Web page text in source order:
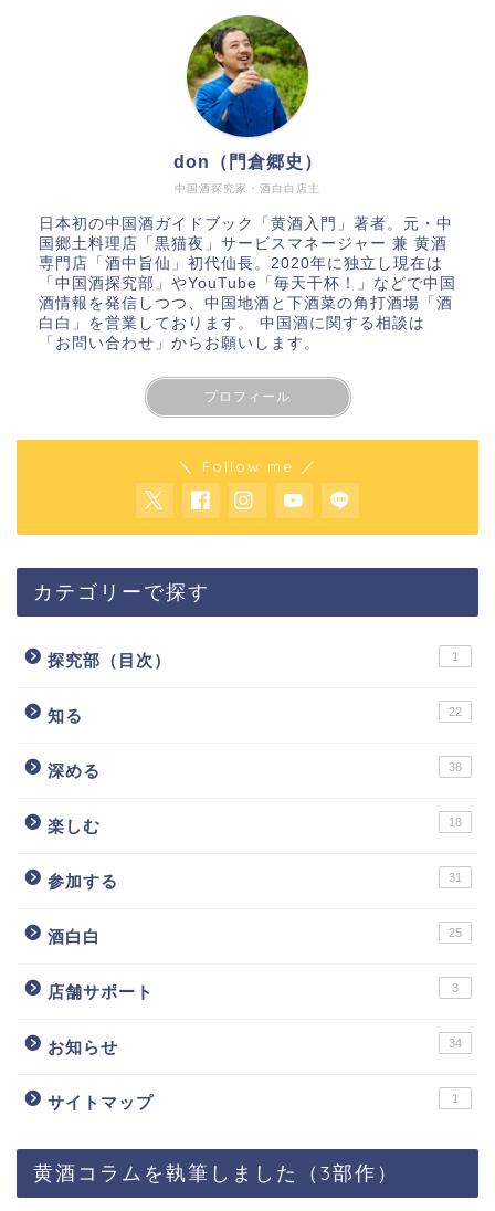
中国酒探究家・酒白白店主
don（門倉郷史）
日本初の中国酒ガイドブック「 黄酒入門 」著者。元・中
国郷土料理店「黒猫夜」サービスマネージャー 兼 黄酒
専門店「酒中旨仙」初代仙長。2020年に独立し現在は
「 中国酒探究部 」やYouTube 「毎天干杯！」 などで中国
酒情報を発信しつつ、中国地酒と下酒菜の角打酒場「酒
白白」を営業しております。 中国酒に関する相談は
「お問い合わせ」 からお願いします。
プロフィール
＼ Follow me ／
カテゴリーで探す
探究部（目次） 1
知る 22
深める 38
楽しむ 18
参加する 31
酒白白 25
店舗サポート 3
お知らせ 34
サイトマップ 1
黄酒コラムを執筆しました（3部作）